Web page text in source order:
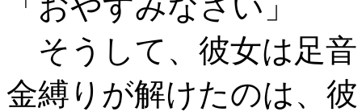
そうして、彼女は足
金縛りが解けたのは、彼